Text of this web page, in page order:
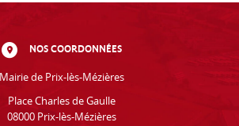
NOS COORDONNÉES
Mairie de Prix-lès-Mézières
Place Charles de Gaulle
08000 Prix-lès-Mézières